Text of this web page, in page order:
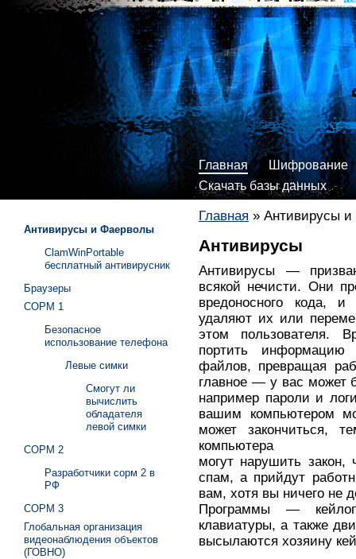
Главная
Шифрование
Скачать базы данных
Главная » Антивирусы
Антивирусы
Антивирусы —
всякой нечисти. Они
вредоносного кода,
удаляют их или
этом пользователя.
портить информацию
файлов, превращая
главное — у вас может
например пароли и
вашим компьютером
может закончиться,
компьютера
могут нарушить закон,
спам, а прийдут
вам, хотя вы ничего не
Программы —
клавиатуры, а также
высылаются хозяину
Антивирусы и Фаерволы
ClamWinPortable
бесплатный антивирусник
Браузеры
СОРМ 1
Безопасное
использование телефона
Левые симки
Смогут ли
вычислить
обладателя
левой симки
СОРМ 2
Разработчики сорм 2 в
РФ
СОРМ 3
Глобальная организация
видеонаблюдения объектов
(ГОВНО)